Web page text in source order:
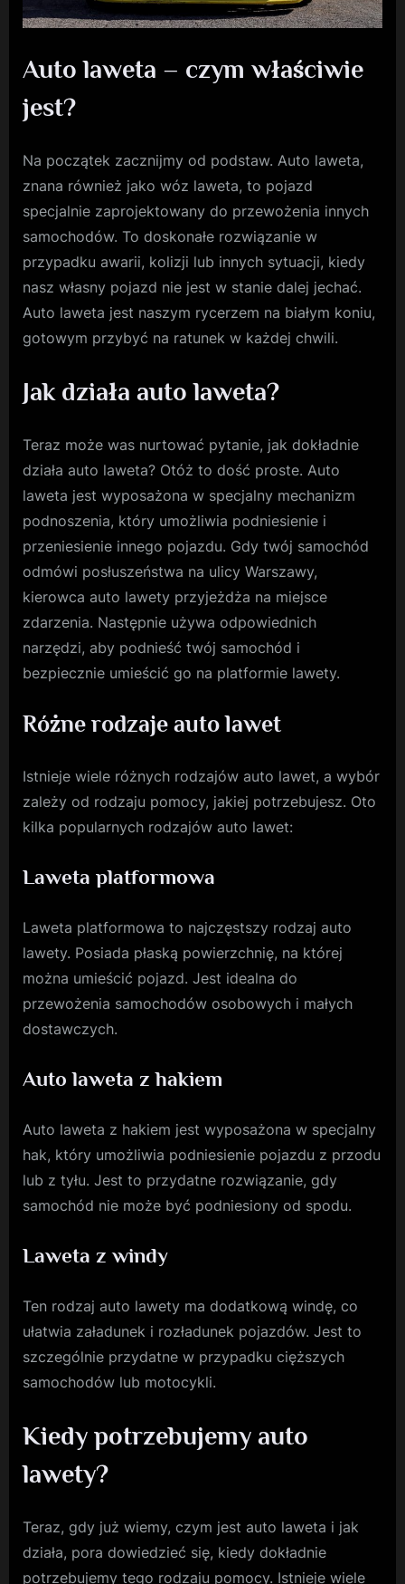
Auto laweta – czym właściwie
jest?
Na początek zacznijmy od podstaw. Auto laweta,
znana również jako wóz laweta, to pojazd
specjalnie zaprojektowany do przewożenia innych
samochodów. To doskonałe rozwiązanie w
przypadku awarii, kolizji lub innych sytuacji, kiedy
nasz własny pojazd nie jest w stanie dalej jechać.
Auto laweta jest naszym rycerzem na białym koniu,
gotowym przybyć na ratunek w każdej chwili.
Jak działa auto laweta?
Teraz może was nurtować pytanie, jak dokładnie
działa auto laweta? Otóż to dość proste. Auto
laweta jest wyposażona w specjalny mechanizm
podnoszenia, który umożliwia podniesienie i
przeniesienie innego pojazdu. Gdy twój samochód
odmówi posłuszeństwa na ulicy Warszawy,
kierowca auto lawety przyjeżdża na miejsce
zdarzenia. Następnie używa odpowiednich
narzędzi, aby podnieść twój samochód i
bezpiecznie umieścić go na platformie lawety.
Różne rodzaje auto lawet
Istnieje wiele różnych rodzajów auto lawet, a wybór
zależy od rodzaju pomocy, jakiej potrzebujesz. Oto
kilka popularnych rodzajów auto lawet:
Laweta platformowa
Laweta platformowa to najczęstszy rodzaj auto
lawety. Posiada płaską powierzchnię, na której
można umieścić pojazd. Jest idealna do
przewożenia samochodów osobowych i małych
dostawczych.
Auto laweta z hakiem
Auto laweta z hakiem jest wyposażona w specjalny
hak, który umożliwia podniesienie pojazdu z przodu
lub z tyłu. Jest to przydatne rozwiązanie, gdy
samochód nie może być podniesiony od spodu.
Laweta z windy
Ten rodzaj auto lawety ma dodatkową windę, co
ułatwia załadunek i rozładunek pojazdów. Jest to
szczególnie przydatne w przypadku cięższych
samochodów lub motocykli.
Kiedy potrzebujemy auto
lawety?
Teraz, gdy już wiemy, czym jest auto laweta i jak
działa, pora dowiedzieć się, kiedy dokładnie
potrzebujemy tego rodzaju pomocy. Istnieje wiele